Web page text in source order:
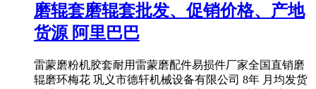
磨辊套磨辊套批发、促销价格、产地
货源 阿里巴巴
雷蒙磨粉机胶套耐用雷蒙磨配件易损件厂家全国直销磨
辊磨环梅花 巩义市德轩机械设备有限公司 8年 月均发货